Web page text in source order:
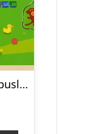
Gurli Gris Knoppuslespil – Træpuslespil Med Knopper